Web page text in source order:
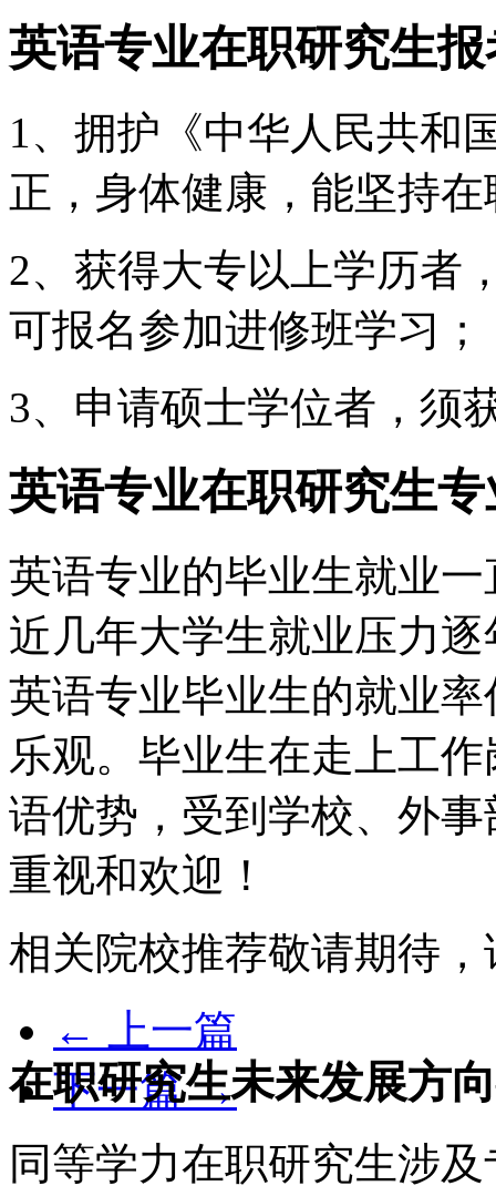
英语专业在职研究生
1、拥护《中华人民共和
正，身体健康，能坚持
2、获得大专以上学历者
可报名参加进修班学习；
3、申请硕士学位者，须
英语专业在职研究生
英语专业的毕业生就业
近几年大学生就业压力
英语专业毕业生的就业
乐观。毕业生在走上工
语优势，受到学校、外
重视和欢迎！
相关院校推荐敬请期待
← 上一篇
下一篇 →
在职研究生未来发展方
同等学力在职研究生涉